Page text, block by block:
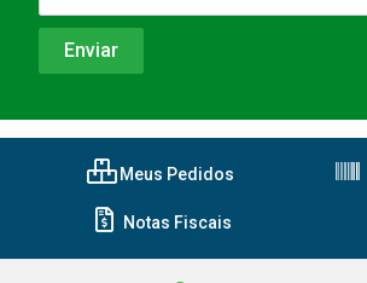
Meus Pedidos
Notas Fiscais